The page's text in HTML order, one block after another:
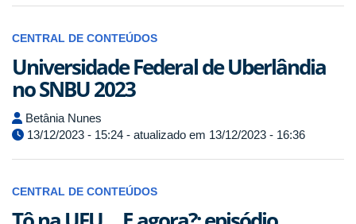
CENTRAL DE CONTEÚDOS
Universidade Federal de Uberlândia
no SNBU 2023
Betânia Nunes
13/12/2023 - 15:24 - atualizado em 13/12/2023 - 16:36
CENTRAL DE CONTEÚDOS